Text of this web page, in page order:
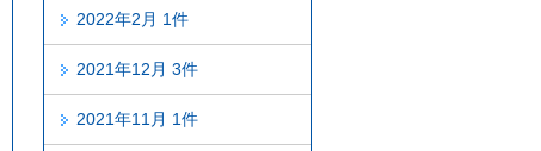
2022年2月 1件
2021年12月 3件
2021年11月 1件